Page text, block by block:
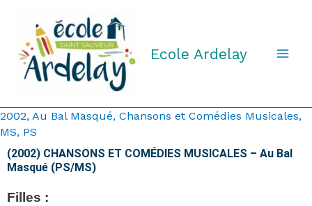
contenu
Ecole Ardelay
2002, Au Bal Masqué, Chansons et Comédies Musicales,
MS, PS
(2002) CHANSONS ET COMÉDIES MUSICALES – Au Bal
Masqué (PS/MS)
Filles :